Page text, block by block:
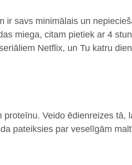
ir savs minimālais un
miega, citam pietiek ar 4
Netflix, un Tu katru
proteīnu. Veido ēdienreizes tā,
pateiksies par veselīgām